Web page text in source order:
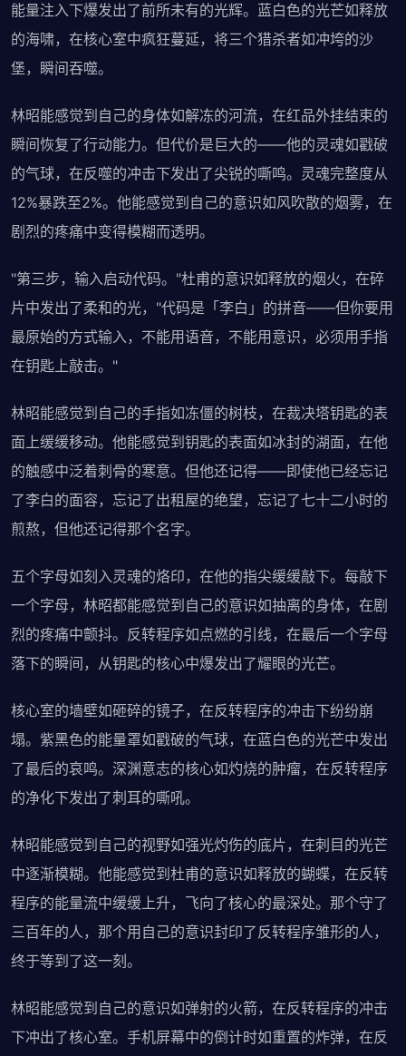
能量注入下爆发出了前所未有的光辉。蓝白色的光芒如释放
的海啸，在核心室中疯狂蔓延，将三个猎杀者如冲垮的沙
堡，瞬间吞噬。
林昭能感觉到自己的身体如解冻的河流，在红品外挂结束的
瞬间恢复了行动能力。但代价是巨大的——他的灵魂如戳破
的气球，在反噬的冲击下发出了尖锐的嘶鸣。灵魂完整度从
12%暴跌至2%。他能感觉到自己的意识如风吹散的烟雾，在
剧烈的疼痛中变得模糊而透明。
"第三步，输入启动代码。"杜甫的意识如释放的烟火，在碎
片中发出了柔和的光，"代码是「李白」的拼音——但你要用
最原始的方式输入，不能用语音，不能用意识，必须用手指
在钥匙上敲击。"
林昭能感觉到自己的手指如冻僵的树枝，在裁决塔钥匙的表
面上缓缓移动。他能感觉到钥匙的表面如冰封的湖面，在他
的触感中泛着刺骨的寒意。但他还记得——即使他已经忘记
了李白的面容，忘记了出租屋的绝望，忘记了七十二小时的
煎熬，但他还记得那个名字。
五个字母如刻入灵魂的烙印，在他的指尖缓缓敲下。每敲下
一个字母，林昭都能感觉到自己的意识如抽离的身体，在剧
烈的疼痛中颤抖。反转程序如点燃的引线，在最后一个字母
落下的瞬间，从钥匙的核心中爆发出了耀眼的光芒。
核心室的墙壁如砸碎的镜子，在反转程序的冲击下纷纷崩
塌。紫黑色的能量罩如戳破的气球，在蓝白色的光芒中发出
了最后的哀鸣。深渊意志的核心如灼烧的肿瘤，在反转程序
的净化下发出了刺耳的嘶吼。
林昭能感觉到自己的视野如强光灼伤的底片，在刺目的光芒
中逐渐模糊。他能感觉到杜甫的意识如释放的蝴蝶，在反转
程序的能量流中缓缓上升，飞向了核心的最深处。那个守了
三百年的人，那个用自己的意识封印了反转程序雏形的人，
终于等到了这一刻。
林昭能感觉到自己的意识如弹射的火箭，在反转程序的冲击
下冲出了核心室。手机屏幕中的倒计时如重置的炸弹，在反